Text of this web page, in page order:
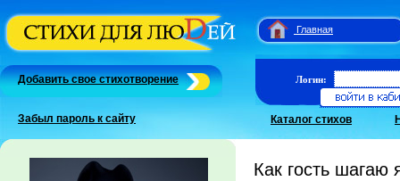
Главная
Добавить свое стихотворение
Забыл пароль к сайту
Логин:
Каталог стихов
Как гость шагаю